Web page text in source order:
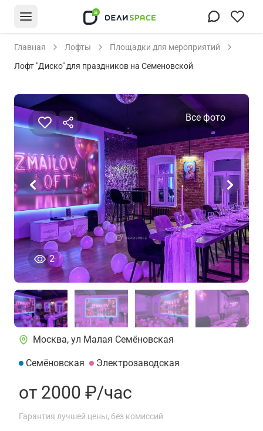
Главная Лофты
Площадки для мероприятий
Лофт "Диско" для праздников на Семеновской
2человека просматривали это объявление
Все фото
Москва, ул Малая Семёновская
Семёновская Электрозаводская
от 2000 ₽/час
Гарантия лучшей цены, без комиссий